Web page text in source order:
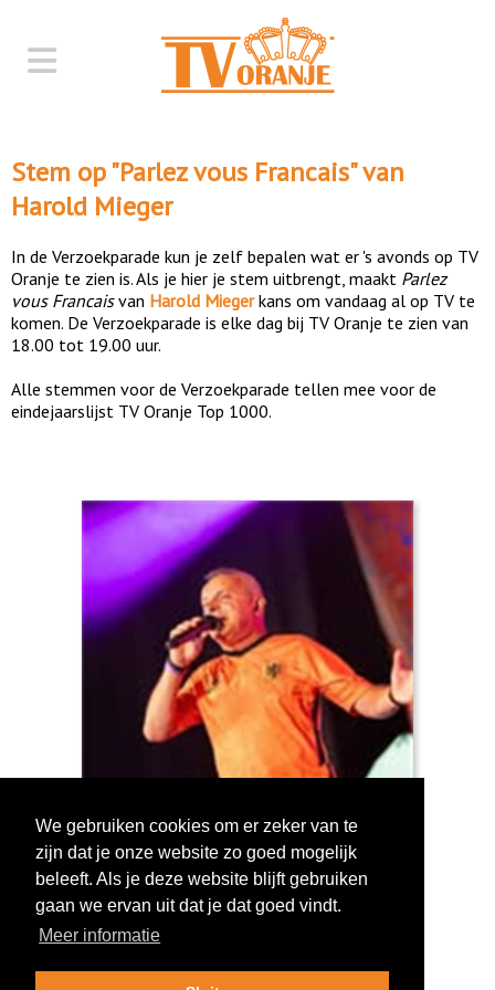
Stem op "Parlez vous Francais" van
Harold Mieger
In de Verzoekparade kun je zelf bepalen wat er 's avonds op TV
Oranje te zien is. Als je hier je stem uitbrengt, maakt Parlez
vous Francaisvan Harold Miegerkans om vandaag al op TV te
komen. De Verzoekparade is elke dag bij TV Oranje te zien van
18.00 tot 19.00 uur.
Alle stemmen voor de Verzoekparade tellen mee voor de
eindejaarslijst TV Oranje Top 1000.
Log in om te stemmen!
We gebruiken cookies om er zeker van te
zijn dat je onze website zo goed mogelijk
beleeft. Als je deze website blijft gebruiken
gaan we ervan uit dat je dat goed vindt.
Meer informatie